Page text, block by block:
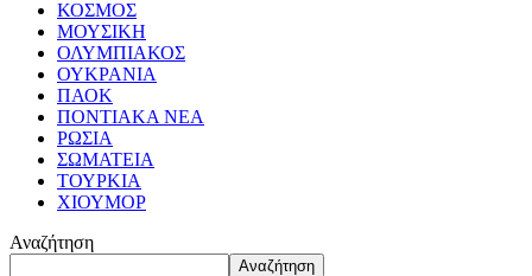
ΚΟΣΜΟΣ
ΜΟΥΣΙΚΗ
ΟΛΥΜΠΙΑΚΟΣ
ΟΥΚΡΑΝΙΑ
ΠΑΟΚ
ΠΟΝΤΙΑΚΑ ΝΕΑ
ΡΩΣΙΑ
ΣΩΜΑΤΕΙΑ
ΤΟΥΡΚΙΑ
ΧΙΟΥΜΟΡ
Αναζήτηση
Αναζήτηση